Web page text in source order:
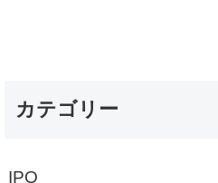
カテゴリー
IPO